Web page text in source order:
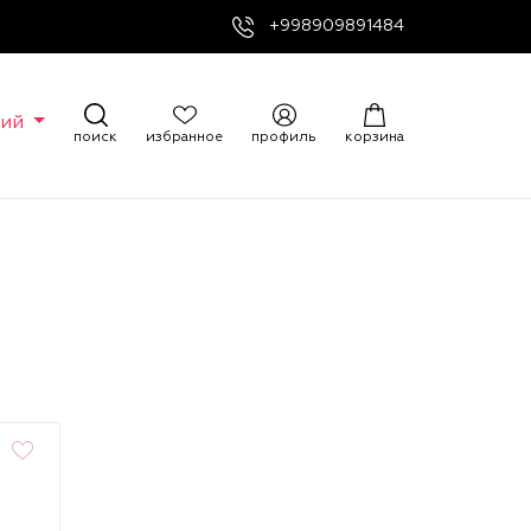
+998909891484
поиск избранное профиль корзина